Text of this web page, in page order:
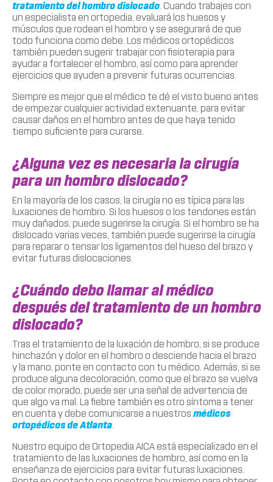
tratamiento del hombro dislocado . Cuando trabajes con
un especialista en ortopedia, evaluará los huesos y
músculos que rodean el hombro y se asegurará de que
todo funciona como debe. Los médicos ortopédicos
también pueden sugerir trabajar con fisioterapia para
ayudar a fortalecer el hombro, así como para aprender
ejercicios que ayuden a prevenir futuras ocurrencias.
Siempre es mejor que el médico te dé el visto bueno antes
de empezar cualquier actividad extenuante, para evitar
causar daños en el hombro antes de que haya tenido
tiempo suficiente para curarse.
¿Alguna vez es necesaria la cirugía
para un hombro dislocado?
En la mayoría de los casos, la cirugía no es típica para las
luxaciones de hombro. Si los huesos o los tendones están
muy dañados, puede sugerirse la cirugía. Si el hombro se ha
dislocado varias veces, también puede sugerirse la cirugía
para reparar o tensar los ligamentos del hueso del brazo y
evitar futuras dislocaciones.
¿Cuándo debo llamar al médico
después del tratamiento de un hombro
dislocado?
Tras el tratamiento de la luxación de hombro, si se produce
hinchazón y dolor en el hombro o desciende hacia el brazo
y la mano, ponte en contacto con tu médico. Además, si se
produce alguna decoloración, como que el brazo se vuelva
de color morado, puede ser una señal de advertencia de
que algo va mal. La fiebre también es otro síntoma a tener
en cuenta y debe comunicarse a nuestros médicos
ortopédicos de Atlanta
Nuestro equipo de Ortopedia AICA está especializado en el
tratamiento de las luxaciones de hombro, así como en la
enseñanza de ejercicios para evitar futuras luxaciones.